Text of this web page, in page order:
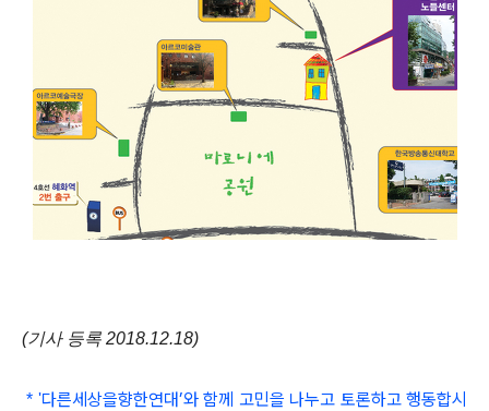
(기사 등록 2018.12.18)
* '다른세상을향한연대’와 함께 고민을 나누고 토론하고 행동합시